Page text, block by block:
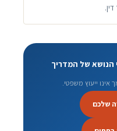
ייעוץ משפטי.
שלכם